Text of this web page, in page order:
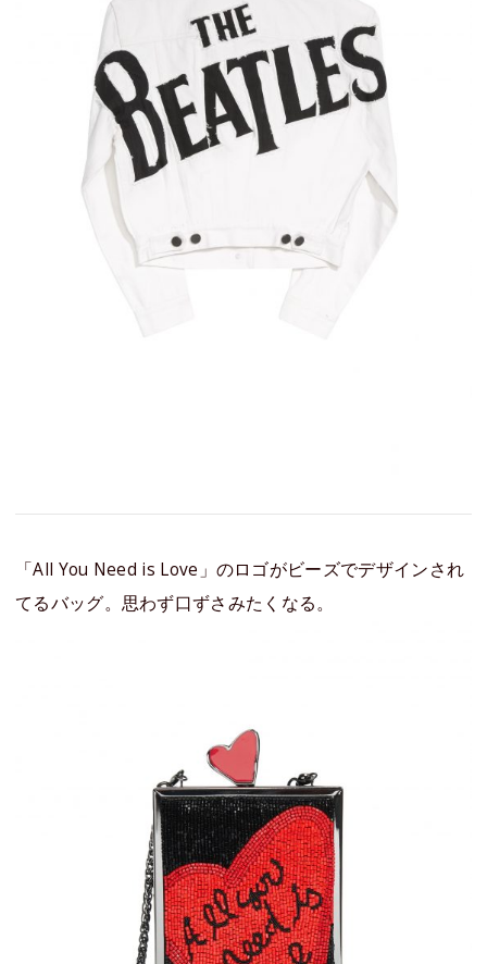
「All You Need is Love」のロゴがビーズでデザインされ
てるバッグ。思わず口ずさみたくなる。